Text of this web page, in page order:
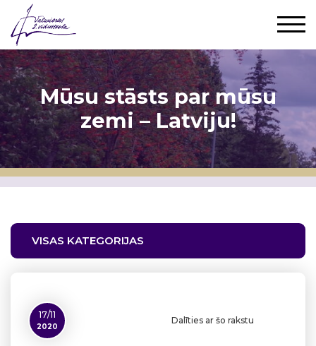
Mūsu stāsts par mūsu
zemi – Latviju!
VISAS KATEGORIJAS
17/11
2020
Dalīties ar šo rakstu